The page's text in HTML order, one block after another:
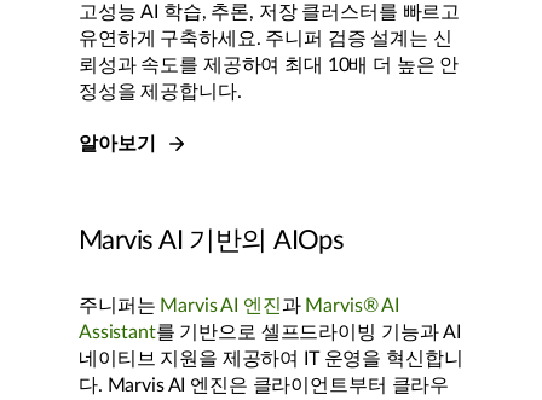
고성능 AI 학습, 추론, 저장 클러스터를 빠르고
유연하게 구축하세요. 주니퍼 검증 설계는 신
뢰성과 속도를 제공하여 최대 10배 더 높은 안
정성을 제공합니다.
알아보기
Marvis AI 기반의 AIOps
주니퍼는 Marvis AI 엔진과 Marvis® AI
Assistant를 기반으로 셀프드라이빙 기능과 AI
네이티브 지원을 제공하여 IT 운영을 혁신합니
다. Marvis AI 엔진은 클라이언트부터 클라우